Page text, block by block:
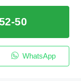
50
WhatsApp